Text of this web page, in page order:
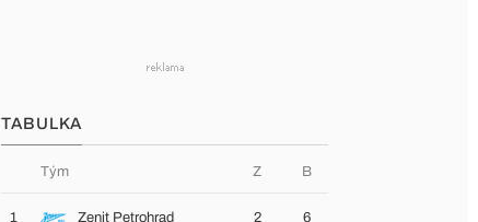
TABULKA
Tým Z B
1 Zenit Petrohrad 2 6